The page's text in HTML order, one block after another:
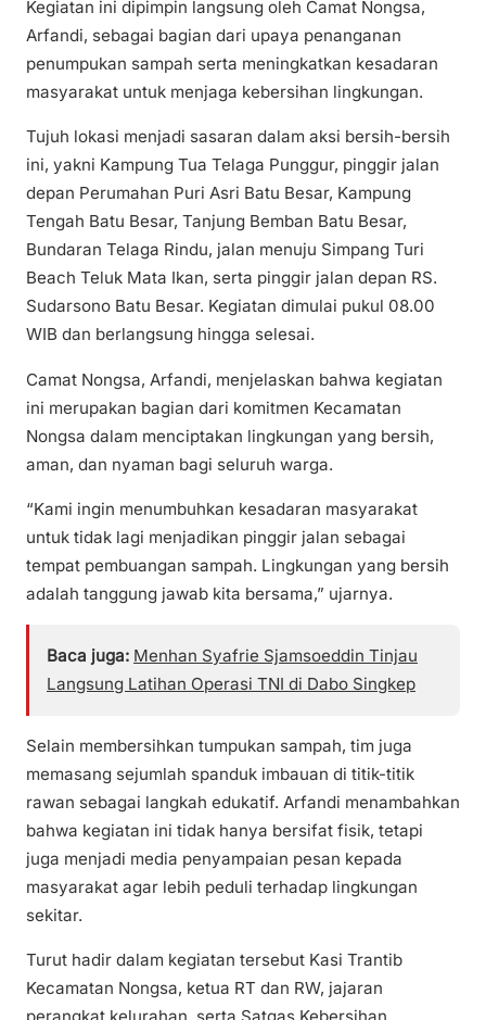
Kegiatan ini dipimpin langsung oleh Camat Nongsa,
Arfandi, sebagai bagian dari upaya penanganan
penumpukan sampah serta meningkatkan kesadaran
masyarakat untuk menjaga kebersihan lingkungan.
Tujuh lokasi menjadi sasaran dalam aksi bersih-bersih
ini, yakni Kampung Tua Telaga Punggur, pinggir jalan
depan Perumahan Puri Asri Batu Besar, Kampung
Tengah Batu Besar, Tanjung Bemban Batu Besar,
Bundaran Telaga Rindu, jalan menuju Simpang Turi
Beach Teluk Mata Ikan, serta pinggir jalan depan RS.
Sudarsono Batu Besar. Kegiatan dimulai pukul 08.00
WIB dan berlangsung hingga selesai.
Camat Nongsa, Arfandi, menjelaskan bahwa kegiatan
ini merupakan bagian dari komitmen Kecamatan
Nongsa dalam menciptakan lingkungan yang bersih,
aman, dan nyaman bagi seluruh warga.
“Kami ingin menumbuhkan kesadaran masyarakat
untuk tidak lagi menjadikan pinggir jalan sebagai
tempat pembuangan sampah. Lingkungan yang bersih
adalah tanggung jawab kita bersama,” ujarnya.
Baca juga: Menhan Syafrie Sjamsoeddin Tinjau
Langsung Latihan Operasi TNI di Dabo Singkep
Selain membersihkan tumpukan sampah, tim juga
memasang sejumlah spanduk imbauan di titik-titik
rawan sebagai langkah edukatif. Arfandi menambahkan
bahwa kegiatan ini tidak hanya bersifat fisik, tetapi
juga menjadi media penyampaian pesan kepada
masyarakat agar lebih peduli terhadap lingkungan
sekitar.
Turut hadir dalam kegiatan tersebut Kasi Trantib
Kecamatan Nongsa, ketua RT dan RW, jajaran